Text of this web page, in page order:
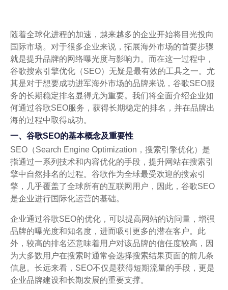
随着全球化进程的加速，越来越多的企业开始将目光投向
国际市场。对于很多企业来说，拓展海外市场的首要步骤
就是提升品牌的网络曝光度与影响力。而在这一过程中，
谷歌搜索引擎优化（SEO）无疑是最有效的工具之一。尤
其是对于想要成功进军海外市场的品牌来说，谷歌SEO服
务的长期稳定排名显得尤为重要。我们将全面介绍企业如
何通过谷歌SEO服务，获得长期稳定的排名，并在品牌出
海的过程中取得成功。
一、谷歌SEO的基本概念及重要性
SEO（Search Engine Optimization，搜索引擎优化）是
指通过一系列技术和内容优化的手段，提升网站在搜索引
擎中自然排名的过程。谷歌作为全球最受欢迎的搜索引
擎，几乎覆盖了全球所有的互联网用户，因此，谷歌SEO
是企业进行国际化运营的基础。
企业通过谷歌SEO的优化，可以提高网站的访问量，增强
品牌的曝光度和知名度，进而吸引更多的潜在客户。此
外，较高的排名还意味着用户对该品牌的信任度较高，因
为大多数用户在搜索时通常会选择搜索结果页面的前几条
信息。长远来看，SEO不仅是获得短期流量的手段，更是
企业品牌建设和长期发展的重要支撑。